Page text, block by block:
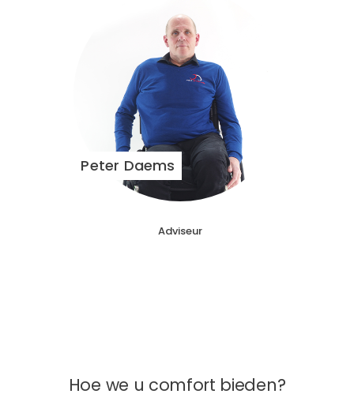
Peter Daems
Adviseur
Hoe we u comfort bieden?